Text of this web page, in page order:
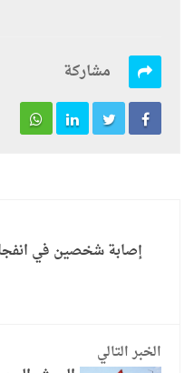
مشاركة
إصابة شخصين في
الخبر التالي